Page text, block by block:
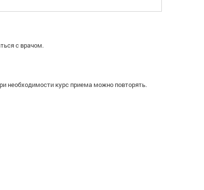
с врачом.
необходимости курс приема можно повторять.